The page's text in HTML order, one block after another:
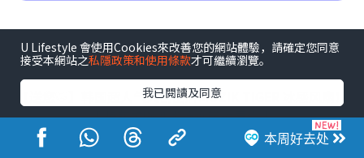
【送您🐯】韩国超人气文创品牌MUZIK TIGER 冰感风扇！
↓将萌虎嘅慵懒疗愈带返屋企↓
本周好去处
U Lifestyle 會使用Cookies來改善您的網站體驗，請確定您同意
接受本網站之私隱政策和使用條款才可繼續瀏覽。
我已閱讀及同意